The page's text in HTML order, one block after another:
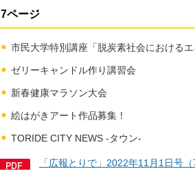
7ページ
市民大学特別講座「脱炭素社会における
ゼリーキャンドル作り講習会
新春健康マラソン大会
絵はがきアート作品募集！
TORIDE CITY NEWS -タウン-
「広報とりで」2022年11月1日号